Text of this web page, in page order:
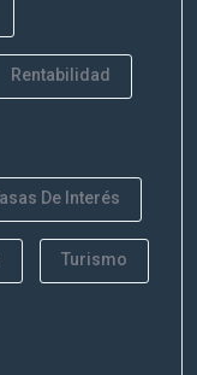
Rentabilidad
De Interés
Turismo